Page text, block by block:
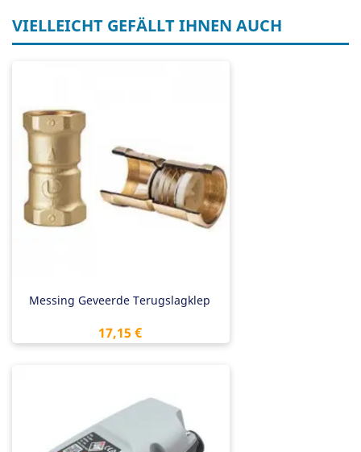
VIELLEICHT GEFÄLLT IHNEN AUCH
Messing Geveerde Terugslagklep
Preis
17,15 €